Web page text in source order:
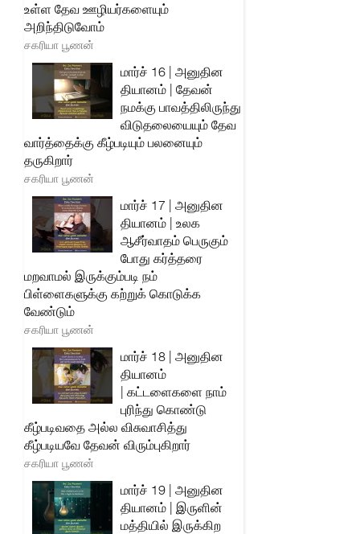
உள்ள தேவ ஊழியர்களையும்
அறிந்திடுவோம்
சகரியா பூணன்
மார்ச் 16 | அனுதின
தியானம் | தேவன்
நமக்கு பாவத்திலிருந்து
விடுதலையையும் தேவ
வார்த்தைக்கு கீழ்படியும் பலனையும்
தருகிறார்
சகரியா பூணன்
மார்ச் 17 | அனுதின
தியானம் | உலக
ஆசீர்வாதம் பெருகும்
போது கர்த்தரை
மறவாமல் இருக்கும்படி நம்
பிள்ளைகளுக்கு கற்றுக் கொடுக்க
வேண்டும்
சகரியா பூணன்
மார்ச் 18 | அனுதின
தியானம்
| கட்டளைகளை நாம்
புரிந்து கொண்டு
கீழ்படிவதை அல்ல விசுவாசித்து
கீழ்படியவே தேவன் விரும்புகிறார்
சகரியா பூணன்
மார்ச் 19 | அனுதின
தியானம் | இருளின்
மத்தியில் இருக்கிற